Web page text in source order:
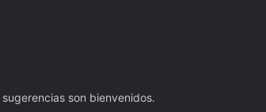
son bienvenidos.